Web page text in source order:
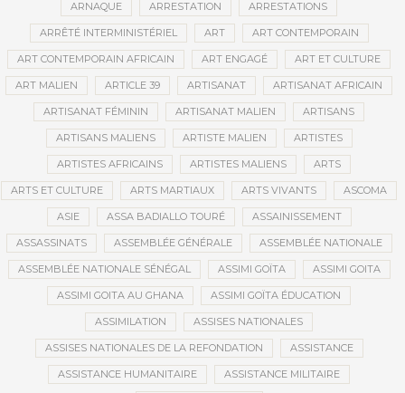
ARNAQUE ARRESTATION ARRESTATIONS
ARRÊTÉ INTERMINISTÉRIEL ART ART CONTEMPORAIN
ART CONTEMPORAIN AFRICAIN ART ENGAGÉ ART ET CULTURE
ART MALIEN ARTICLE 39 ARTISANAT ARTISANAT AFRICAIN
ARTISANAT FÉMININ ARTISANAT MALIEN ARTISANS
ARTISANS MALIENS ARTISTE MALIEN ARTISTES
ARTISTES AFRICAINS ARTISTES MALIENS ARTS
ARTS ET CULTURE ARTS MARTIAUX ARTS VIVANTS ASCOMA
ASIE ASSA BADIALLO TOURÉ ASSAINISSEMENT
ASSASSINATS ASSEMBLÉE GÉNÉRALE ASSEMBLÉE NATIONALE
ASSEMBLÉE NATIONALE SÉNÉGAL ASSIMI GOÏTA ASSIMI GOITA
ASSIMI GOITA AU GHANA ASSIMI GOÏTA ÉDUCATION
ASSIMILATION ASSISES NATIONALES
ASSISES NATIONALES DE LA REFONDATION ASSISTANCE
ASSISTANCE HUMANITAIRE ASSISTANCE MILITAIRE